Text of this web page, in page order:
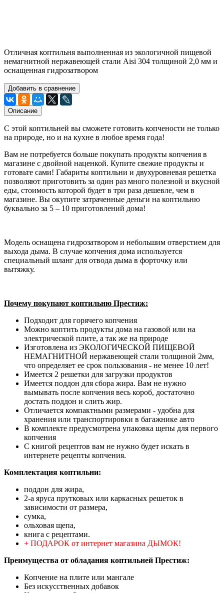
Отличная коптильня выполненная из экологичной пищевой
немагнитной нержавеющей стали Aisi 304 толщиной 2,0 мм и
оснащенная гидрозатвором
Добавить в сравнение
Описание
С этой коптильней вы сможете готовить копчености не только
на природе, но и на кухне в любое время года!
Вам не потребуется больше покупать продукты копчения в
магазине с двойной наценкой. Купите свежие продукты и
готовьте сами! Габариты коптильни и двухуровневая решетка
позволяют приготовить за один раз много полезной и вкусной
еды, стоимость которой будет в три раза дешевле, чем в
магазине. Вы окупите затраченные деньги на коптильню
буквально за 5 – 10 приготовлений дома!
Модель оснащена гидрозатвором и небольшим отверстием для
выхода дыма. В случае копчения дома используется
специальный шланг для отвода дыма в форточку или
вытяжку.
Почему покупают коптильню Престиж:
Подходит для горячего копчения
Можно коптить продукты дома на газовой или на
электрической плите, а так же на природе
Изготовлена из ЭКОЛОГИЧЕСКОЙ ПИЩЕВОЙ
НЕМАГНИТНОЙ нержавеющей стали толщиной 2мм,
что определяет ее срок пользования - не менее 10 лет!
Имеется 2 решетки для загрузки продуктов
Имеется поддон для сбора жира. Вам не нужно
вымывать после копчения весь короб, достаточно
достать поддон и слить жир.
Отличается компактными размерами - удобна для
хранения или транспортировки в багажнике авто
В комплекте предусмотрена упаковка щепы для первого
копчения
С книгой рецептов вам не нужно будет искать в
интернете рецепты копчения.
Комплектация коптильни:
поддон для жира,
2-а яруса прутковых или каркасных решеток в
зависимости от размера,
сумка,
ольховая щепа,
книга с рецептами.
+ ПОДАРОК от интернет магазина ДЫМОК!
Преимущества от обладания коптильней Престиж:
Копчение на плите или мангале
Без искусственных добавок